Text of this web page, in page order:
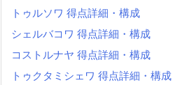
トゥルソワ 得点詳細・構成
シェルバコワ 得点詳細・構成
コストルナヤ 得点詳細・構成
トゥクタミシェワ 得点詳細・構成